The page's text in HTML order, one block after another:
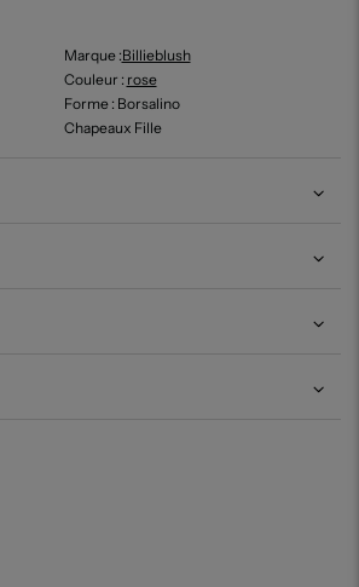
Marque :Billieblush
Couleur : rose
Forme: Borsalino
Chapeaux Fille